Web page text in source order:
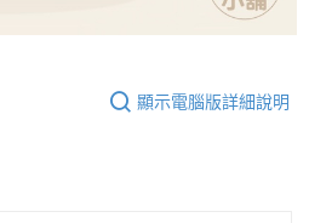
顯示電腦版詳細說明